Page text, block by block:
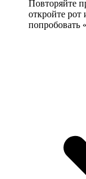
Повторяйте
откройте рот
попробовать